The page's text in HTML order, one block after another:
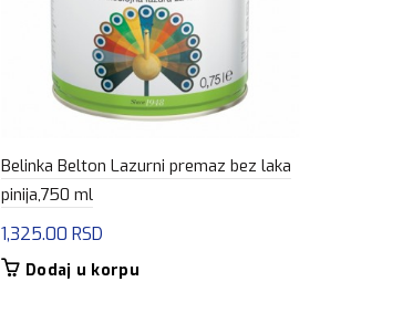
Belinka Belton Lazurni premaz bez laka
pinija,750 ml
1,325.00 RSD
Dodaj u korpu